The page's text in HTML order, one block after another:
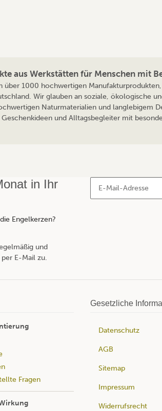
aus Werkstätten für Menschen mit
über 1000 hochwertigen
Wir glauben an soziale, ökologische
Naturmaterialien und langlebigem
und Alltagsbegleiter mit
in Ihr
Engelkerzen?
und
E-Mail zu.
Fragen
Gesetzliche
Datenschutz
AGB
Sitemap
Impressum
Widerrufsrecht